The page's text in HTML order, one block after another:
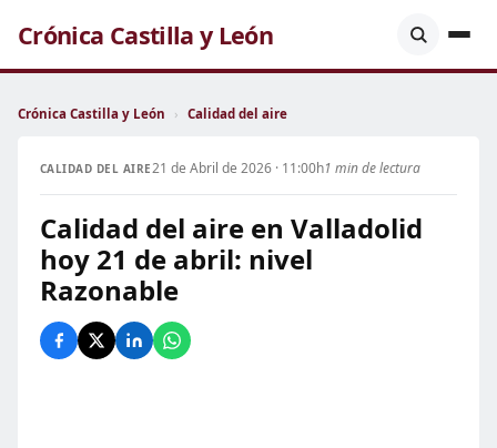
Crónica Castilla y León
Crónica Castilla y León › Calidad del aire
CALIDAD DEL AIRE21 de Abril de 2026 · 11:00h1 min de lectura
Calidad del aire en Valladolid
hoy 21 de abril: nivel
Razonable